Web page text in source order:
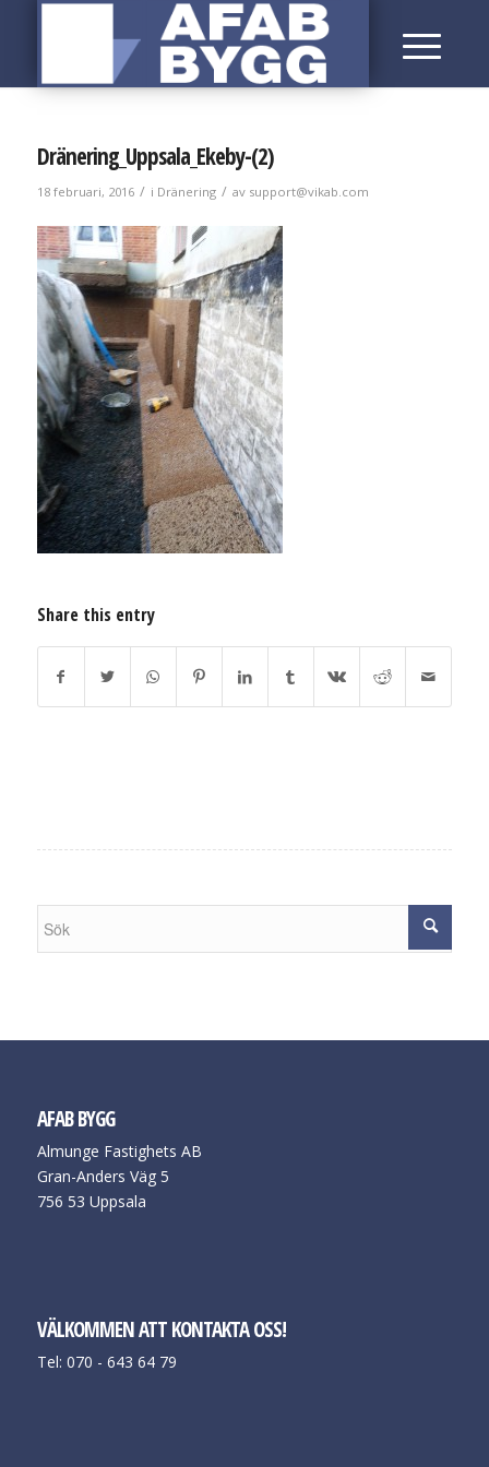
Dränering_Uppsala_Ekeby-(2)
18 februari, 2016 / i Dränering / av support@vikab.com
Share this entry
AFAB BYGG
Almunge Fastighets AB
Gran-Anders Väg 5
756 53 Uppsala
VÄLKOMMEN ATT KONTAKTA OSS!
Tel: 070 - 643 64 79